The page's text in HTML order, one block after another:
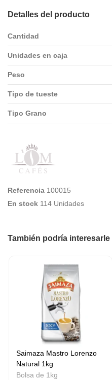
Detalles del producto
Cantidad
Unidades en caja
Peso
Tipo de tueste
Tipo Grano
Referencia 100015
En stock 114 Unidades
También podría interesarle
Saimaza Mastro Lorenzo
Natural 1kg
Bolsa de 1kg